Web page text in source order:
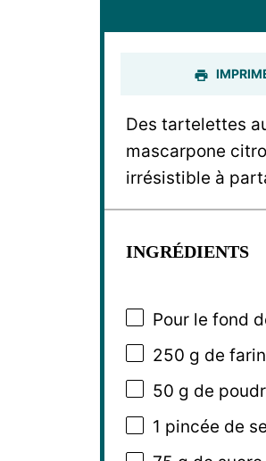
Des tartelettes
mascarpone
irrésistible à
INGRÉDIENTS
Pour le fond
250 g de
50 g de
1 pincée de